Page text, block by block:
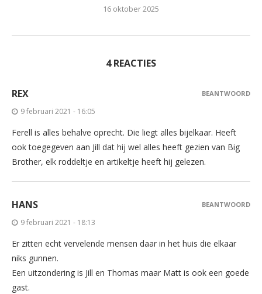
16 oktober 2025
4 REACTIES
REX
9 februari 2021 - 16:05
Ferell is alles behalve oprecht. Die liegt alles bijelkaar. Heeft
ook toegegeven aan Jill dat hij wel alles heeft gezien van Big
Brother, elk roddeltje en artikeltje heeft hij gelezen.
BEANTWOORD
HANS
9 februari 2021 - 18:13
Er zitten echt vervelende mensen daar in het huis die elkaar
niks gunnen.
Een uitzondering is Jill en Thomas maar Matt is ook een goede
gast.
BEANTWOORD